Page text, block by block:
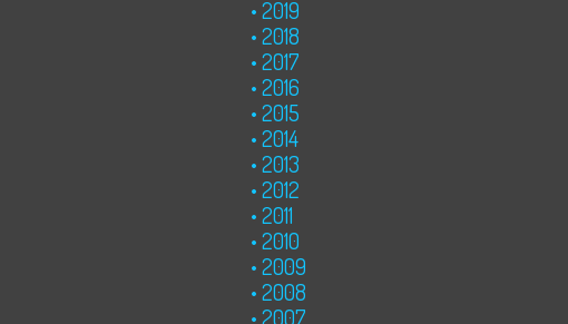
2019
2018
2017
2016
2015
2014
2013
2012
2011
2010
2009
2008
2007